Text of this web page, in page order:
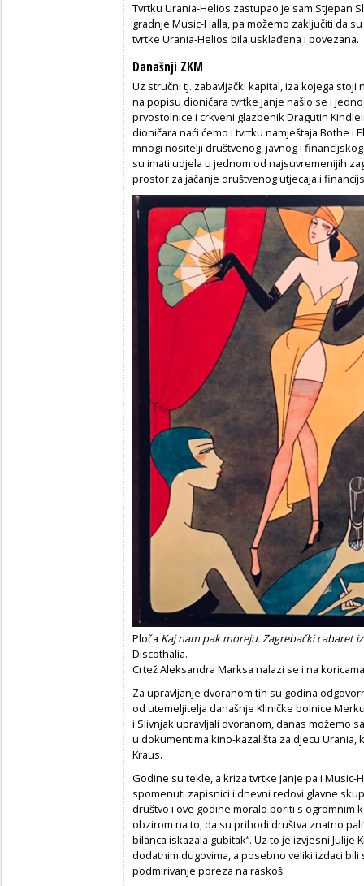
Tvrtku Urania-Helios zastupao je sam Stjepan
gradnje Music-Halla, pa možemo zaključiti da
tvrtke Urania-Helios bila usklađena i povezana.
Današnji ZKM
Uz stručni tj. zabavljački kapital, iza kojega
na popisu dioničara tvrtke Janje našlo se i
prvostolnice i crkveni glazbenik Dragutin
dioničara naći ćemo i tvrtku namještaja Bothe i
mnogi nositelji društvenog, javnog i
su imati udjela u jednom od najsuvremenijih
prostor za jačanje društvenog utjecaja i
Ploča Kaj nam pak moreju. Zagrebački cabaret
Discothalia.
Crtež Aleksandra Marksa nalazi se i na
Za upravljanje dvoranom tih su godina
od utemeljitelja današnje Kliničke bolnice
i Slivnjak upravljali dvoranom, danas možemo
u dokumentima kino-kazališta za djecu Urania,
Kraus.
Godine su tekle, a kriza tvrtke Janje pa i
spomenuti zapisnici i dnevni redovi glavne
društvo i ove godine moralo boriti s ogromnim
obzirom na to, da su prihodi društva znatno
bilanca iskazala gubitak“. Uz to je izvjesni Julije
dodatnim dugovima, a posebno veliki izdaci
podmirivanje poreza na raskoš.